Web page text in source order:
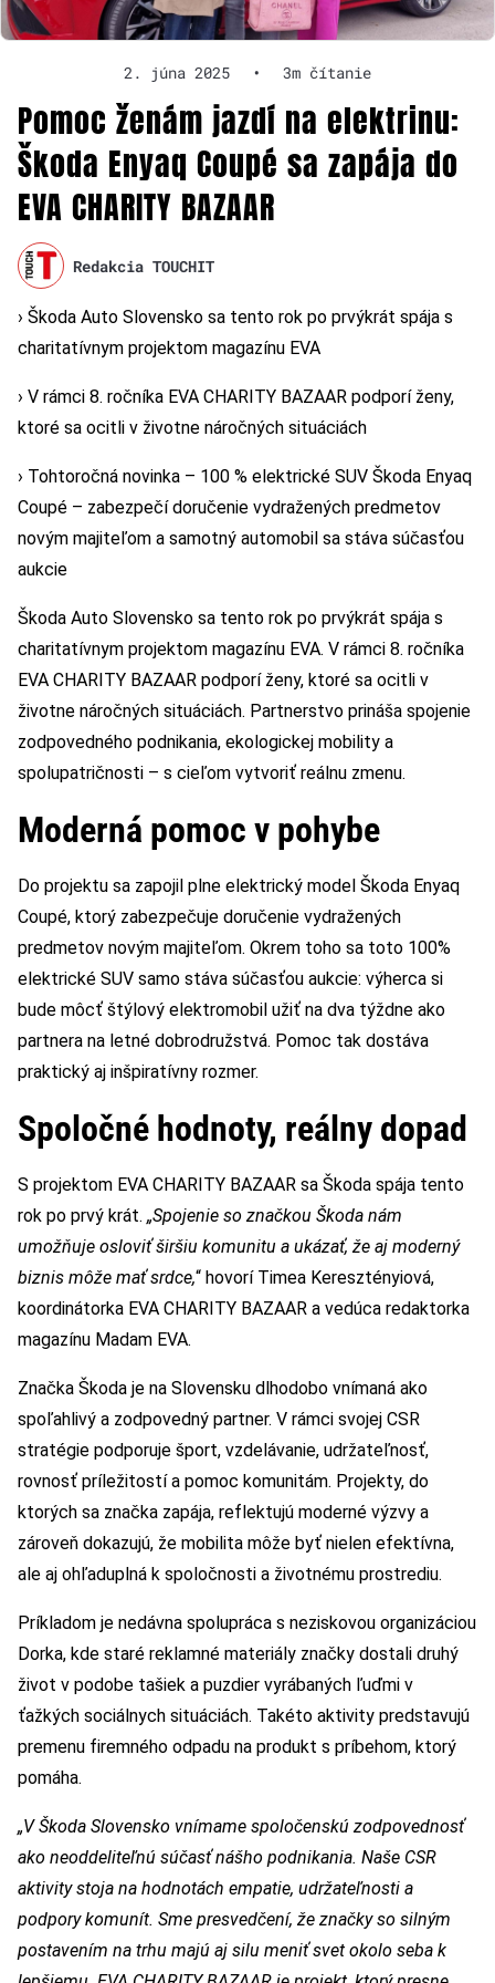
2. júna 2025 • 3m čítanie
Pomoc ženám jazdí na elektrinu:
Škoda Enyaq Coupé sa zapája do
EVA CHARITY BAZAAR
Redakcia TOUCHIT
› Škoda Auto Slovensko sa tento rok po prvýkrát spája s
charitatívnym projektom magazínu EVA
› V rámci 8. ročníka EVA CHARITY BAZAAR podporí ženy,
ktoré sa ocitli v životne náročných situáciách
› Tohtoročná novinka – 100 % elektrické SUV Škoda Enyaq
Coupé – zabezpečí doručenie vydražených predmetov
novým majiteľom a samotný automobil sa stáva súčasťou
aukcie
Škoda Auto Slovensko sa tento rok po prvýkrát spája s
charitatívnym projektom magazínu EVA. V rámci 8. ročníka
EVA CHARITY BAZAAR podporí ženy, ktoré sa ocitli v
životne náročných situáciách. Partnerstvo prináša spojenie
zodpovedného podnikania, ekologickej mobility a
spolupatričnosti – s cieľom vytvoriť reálnu zmenu.
Moderná pomoc v pohybe
Do projektu sa zapojil plne elektrický model Škoda Enyaq
Coupé, ktorý zabezpečuje doručenie vydražených
predmetov novým majiteľom. Okrem toho sa toto 100%
elektrické SUV samo stáva súčasťou aukcie: výherca si
bude môcť štýlový elektromobil užiť na dva týždne ako
partnera na letné dobrodružstvá. Pomoc tak dostáva
praktický aj inšpiratívny rozmer.
Spoločné hodnoty, reálny dopad
S projektom EVA CHARITY BAZAAR sa Škoda spája tento
rok po prvý krát. „Spojenie so značkou Škoda nám
umožňuje osloviť širšiu komunitu a ukázať, že aj moderný
biznis môže mať srdce,“ hovorí Timea Keresztényiová,
koordinátorka EVA CHARITY BAZAAR a vedúca redaktorka
magazínu Madam EVA.
Značka Škoda je na Slovensku dlhodobo vnímaná ako
spoľahlivý a zodpovedný partner. V rámci svojej CSR
stratégie podporuje šport, vzdelávanie, udržateľnosť,
rovnosť príležitostí a pomoc komunitám. Projekty, do
ktorých sa značka zapája, reflektujú moderné výzvy a
zároveň dokazujú, že mobilita môže byť nielen efektívna,
ale aj ohľaduplná k spoločnosti a životnému prostrediu.
Príkladom je nedávna spolupráca s neziskovou organizáciou
Dorka, kde staré reklamné materiály značky dostali druhý
život v podobe tašiek a puzdier vyrábaných ľuďmi v
ťažkých sociálnych situáciách. Takéto aktivity predstavujú
premenu firemného odpadu na produkt s príbehom, ktorý
pomáha.
„V Škoda Slovensko vnímame spoločenskú zodpovednosť
ako neoddeliteľnú súčasť nášho podnikania. Naše CSR
aktivity stoja na hodnotách empatie, udržateľnosti a
podpory komunít. Sme presvedčení, že značky so silným
postavením na trhu majú aj silu meniť svet okolo seba k